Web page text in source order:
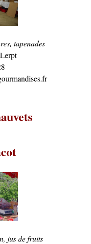
tapenades
jus de fruits